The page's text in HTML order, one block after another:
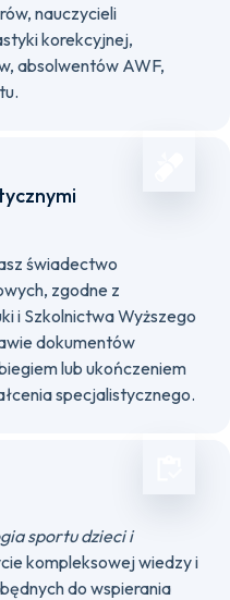
nauczycieli
korekcyjnej,
absolwentów AWF,
świadectwo
zgodne z
i Szkolnictwa Wyższego
dokumentów
lub ukończeniem
specjalistycznego.
sportu dzieci i
kompleksowej wiedzy i
do wspierania